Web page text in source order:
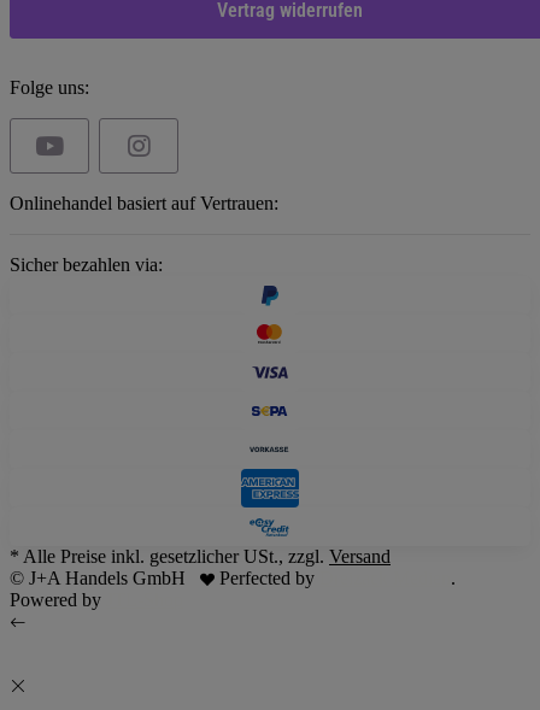
Vertrag widerrufen
Folge uns:
Onlinehandel basiert auf Vertrauen:
Sicher bezahlen via:
* Alle Preise inkl. gesetzlicher USt., zzgl. Versand
© J+A Handels GmbH
Perfected by
.
Powered by